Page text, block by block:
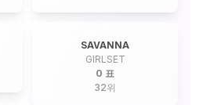
SAVANNA
GIRLSET
0 표
32위